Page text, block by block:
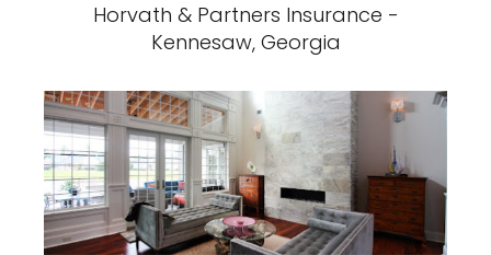
Horvath & Partners Insurance -
Kennesaw, Georgia